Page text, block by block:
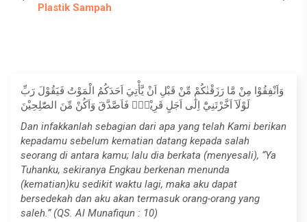
Plastik Sampah
وَاَنْفِقُوْا مِنْ مَّا رَزَقْنٰكُمْ مِّنْ قَبْلِ اَنْ يَّأْتِيَ اَحَدَكُمُ الْمَوْتُ فَيَقُوْلَ رَبِّ
لَوْلَآ اَخَّرْتَنِيْٓ اِلٰٓى اَجَلٍ قَرِيْبٍۚ فَاَصَّدَّقَ وَاَكُنْ مِّنَ الصّٰلِحِيْنَ
Dan infakkanlah sebagian dari apa yang telah Kami berikan
kepadamu sebelum kematian datang kepada salah
seorang di antara kamu; lalu dia berkata (menyesali), “Ya
Tuhanku, sekiranya Engkau berkenan menunda
(kematian)ku sedikit waktu lagi, maka aku dapat
bersedekah dan aku akan termasuk orang-orang yang
saleh.” (QS. Al Munafiqun : 10)